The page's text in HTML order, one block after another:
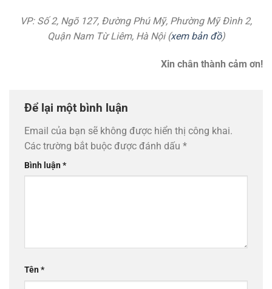
VP: Số 2, Ngõ 127, Đường Phú Mỹ, Phường Mỹ Đình 2,
Quận Nam Từ Liêm, Hà Nội (xem bản đồ)
Xin chân thành cảm ơn!
Để lại một bình luận
Email của bạn sẽ không được hiển thị công khai.
Các trường bắt buộc được đánh dấu *
Bình luận*
Tên*